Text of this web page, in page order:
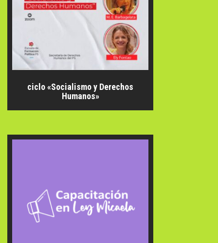
ciclo «Socialismo y Derechos
Humanos»